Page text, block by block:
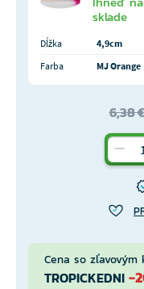
sklade
Dĺžka 4,9cm
Farba
MJ Orange
6,38 €
Cena so zľavovým
TROPICKEDNI -